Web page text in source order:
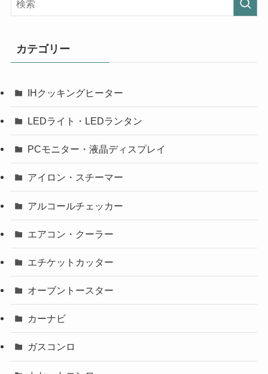
カテゴリー
IHクッキングヒーター
LEDライト・LEDランタン
PCモニター・液晶ディスプレイ
アイロン・スチーマー
アルコールチェッカー
エアコン・クーラー
エチケットカッター
オーブントースター
カーナビ
ガスコンロ